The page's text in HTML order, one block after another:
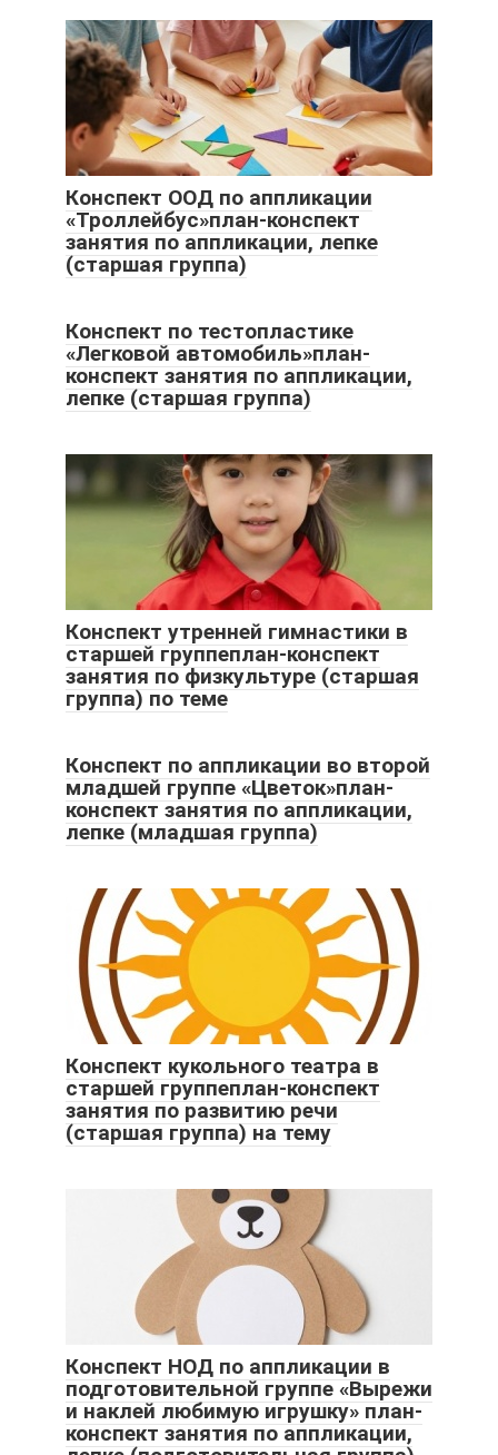
Конспект ООД по аппликации
«Троллейбус»план-конспект
занятия по аппликации, лепке
(старшая группа)
Конспект по тестопластике
«Легковой автомобиль»план-
конспект занятия по аппликации,
лепке (старшая группа)
Конспект утренней гимнастики в
старшей группеплан-конспект
занятия по физкультуре (старшая
группа) по теме
Конспект по аппликации во второй
младшей группе «Цветок»план-
конспект занятия по аппликации,
лепке (младшая группа)
Конспект кукольного театра в
старшей группеплан-конспект
занятия по развитию речи
(старшая группа) на тему
Конспект НОД по аппликации в
подготовительной группе «Вырежи
и наклей любимую игрушку» план-
конспект занятия по аппликации,